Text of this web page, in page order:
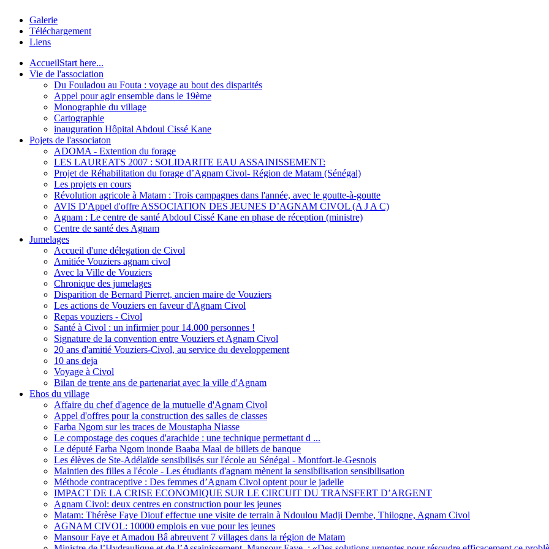
Galerie
Téléchargement
Liens
AccueilStart here...
Vie de l'association
Du Fouladou au Fouta : voyage au bout des disparités
Appel pour agir ensemble dans le 19ème
Monographie du village
Cartographie
inauguration Hôpital Abdoul Cissé Kane
Pojets de l'associaton
ADOMA - Extention du forage
LES LAUREATS 2007 : SOLIDARITE EAU ASSAINISSEMENT:
Projet de Réhabilitation du forage d’Agnam Civol- Région de Matam (Sénégal)
Les projets en cours
Révolution agricole à Matam : Trois campagnes dans l'année, avec le goutte-à-goutte
AVIS D'Appel d'offre ASSOCIATION DES JEUNES D’AGNAM CIVOL (A J A C)
Agnam : Le centre de santé Abdoul Cissé Kane en phase de réception (ministre)
Centre de santé des Agnam
Jumelages
Accueil d'une délegation de Civol
Amitiée Vouziers agnam civol
Avec la Ville de Vouziers
Chronique des jumelages
Disparition de Bernard Pierret, ancien maire de Vouziers
Les actions de Vouziers en faveur d'Agnam Civol
Repas vouziers - Civol
Santé à Civol : un infirmier pour 14.000 personnes !
Signature de la convention entre Vouziers et Agnam Civol
20 ans d'amitié Vouziers-Civol, au service du developpement
10 ans deja
Voyage à Civol
Bilan de trente ans de partenariat avec la ville d'Agnam
Ehos du village
Affaire du chef d'agence de la mutuelle d'Agnam Civol
Appel d'offres pour la construction des salles de classes
Farba Ngom sur les traces de Moustapha Niasse
Le compostage des coques d'arachide : une technique permettant d ...
Le député Farba Ngom inonde Baaba Maal de billets de banque
Les élèves de Ste-Adélaïde sensibilisés sur l'école au Sénégal - Montfort-le-Gesnois
Maintien des filles a l'école - Les étudiants d'agnam mènent la sensibilisation sensibilisation
Méthode contraceptive : Des femmes d’Agnam Civol optent pour le jadelle
IMPACT DE LA CRISE ECONOMIQUE SUR LE CIRCUIT DU TRANSFERT D’ARGENT
Agnam Civol: deux centres en construction pour les jeunes
Matam: Thérèse Faye Diouf effectue une visite de terrain à Ndoulou Madji Dembe, Thilogne, Agnam Civol
AGNAM CIVOL: 10000 emplois en vue pour les jeunes
Mansour Faye et Amadou Bâ abreuvent 7 villages dans la région de Matam